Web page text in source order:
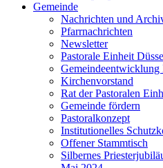
Gemeinde
Nachrichten und
Pfarrnachrichten
Newsletter
Pastorale Einheit
Kirchenvorstand
Rat der Pastoralen
Gemeinde fördern
Pastoralkonzept
Institutionelles
Offener Stammtisch
Silbernes